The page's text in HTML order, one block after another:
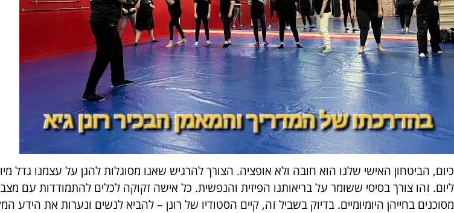
כיום, הביטחון האישי שלנו הוא חובה ולא אופציה. הצורך להרגיש שאנו מסוגלות להגן על עצמנו גדל
ליום. זהו צורך בסיסי ששומר על בריאותנו הפיזית והנפשית. כל אישה זקוקה לכלים להתמודדות עם
מסוכנים בחייהן היומיומיים. בדיוק בשביל זה, קיים הסטודיו של רונן – להביא לנשים ונערות את הידע